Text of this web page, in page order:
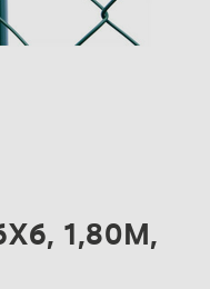
1,80M,